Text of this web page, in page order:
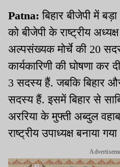
Patna:बिहार बीजेपी में
को बीजेपी के राष्ट्रीय
अल्पसंख्यक मोर्चे की 20
कार्यकारिणी की घोषणा कर
3 सदस्य हैं. जबकि बिहार
सदस्य हैं. इसमें बिहार से
अररिया के मुफ्ती अब्दुल
राष्ट्रीय उपाध्यक्ष बनाया